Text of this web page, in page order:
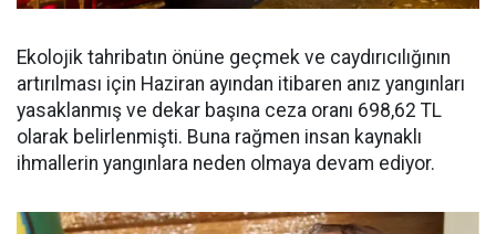
Ekolojik tahribatın önüne geçmek ve caydırıcılığının
artırılması için Haziran ayından itibaren anız yangınları
yasaklanmış ve dekar başına ceza oranı 698,62 TL
olarak belirlenmişti. Buna rağmen insan kaynaklı
ihmallerin yangınlara neden olmaya devam ediyor.